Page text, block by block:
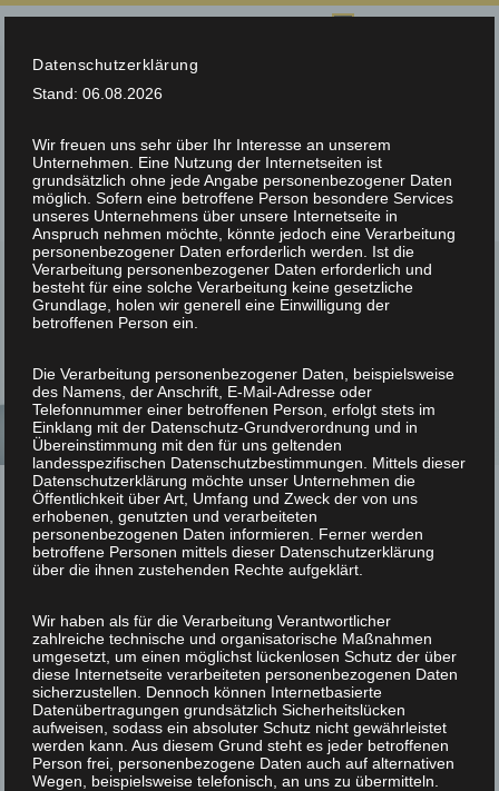
info@teltec.ch
CNC-MESSMASCHINE FÜR DIE
MEDIZINTECHNIK
Verfasst am 27 Juni 2019 / / Marketing Focus Internet
MEDIZINTECHNIK
PDF HERUNTERLADEN
Facebook Tweet LinkedIn
Datenschutzerklärung
Stand: 06.08.2026
Wir freuen uns sehr über Ihr Interesse an unserem
Unternehmen. Eine Nutzung der Internetseiten ist
grundsätzlich ohne jede Angabe personenbezogener Daten
möglich. Sofern eine betroffene Person besondere Services
unseres Unternehmens über unsere Internetseite in
Anspruch nehmen möchte, könnte jedoch eine Verarbeitung
personenbezogener Daten erforderlich werden. Ist die
Verarbeitung personenbezogener Daten erforderlich und
besteht für eine solche Verarbeitung keine gesetzliche
Grundlage, holen wir generell eine Einwilligung der
betroffenen Person ein.
Die Verarbeitung personenbezogener Daten, beispielsweise
des Namens, der Anschrift, E-Mail-Adresse oder
Telefonnummer einer betroffenen Person, erfolgt stets im
Einklang mit der Datenschutz-Grundverordnung und in
Übereinstimmung mit den für uns geltenden
landesspezifischen Datenschutzbestimmungen. Mittels dieser
Datenschutzerklärung möchte unser Unternehmen die
Öffentlichkeit über Art, Umfang und Zweck der von uns
erhobenen, genutzten und verarbeiteten
personenbezogenen Daten informieren. Ferner werden
betroffene Personen mittels dieser Datenschutzerklärung
über die ihnen zustehenden Rechte aufgeklärt.
Wir haben als für die Verarbeitung Verantwortlicher
zahlreiche technische und organisatorische Maßnahmen
umgesetzt, um einen möglichst lückenlosen Schutz der über
diese Internetseite verarbeiteten personenbezogenen Daten
sicherzustellen. Dennoch können Internetbasierte
Datenübertragungen grundsätzlich Sicherheitslücken
aufweisen, sodass ein absoluter Schutz nicht gewährleistet
werden kann. Aus diesem Grund steht es jeder betroffenen
Person frei, personenbezogene Daten auch auf alternativen
Wegen, beispielsweise telefonisch, an uns zu übermitteln.